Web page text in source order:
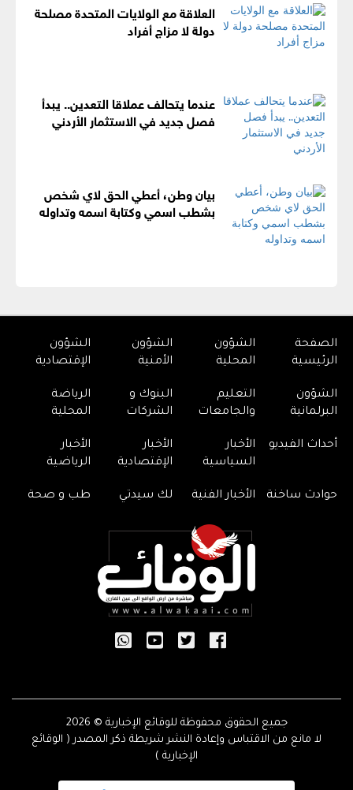
العلاقة مع الولايات المتحدة مصلحة
دولة لا مزاج أفراد
عندما يتحالف عملاقا التعدين.. يبدأ
فصل جديد في الاستثمار الأردني
بيان وطن، أعطي الحق لاي شخص
بشطب اسمي وكتابة اسمه وتداوله
الصفحة
الرئيسية
الشؤون
المحلية
الشؤون
الأمنية
الشؤون
الإقتصادية
الشؤون
البرلمانية
التعليم
والجامعات
البنوك و
الشركات
الرياضة
المحلية
أحداث الفيديو
الأخبار
السياسية
الأخبار
الإقتصادية
الأخبار
الرياضية
حوادث ساخنة الأخبار الفنية لك سيدتي طب و صحة
جميع الحقوق محفوظة للوقائع الإخبارية © 2026
لا مانع من الاقتباس وإعادة النشر شريطة ذكر المصدر ( الوقائع
الإخبارية )